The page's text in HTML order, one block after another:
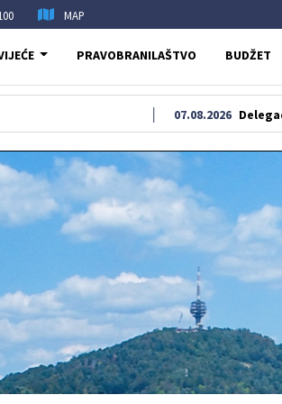
MAP
PRAVOBRANILAŠTVO BUDŽET
Delegacija